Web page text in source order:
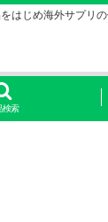
じめ海外サプリ
検索